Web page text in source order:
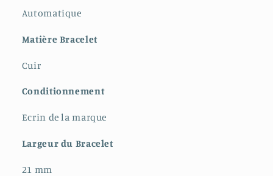
Automatique
Matière Bracelet
Cuir
Conditionnement
Ecrin de la marque
Largeur du Bracelet
21 mm